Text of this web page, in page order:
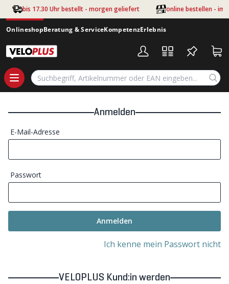
Zum Hauptinhalt springen
bis 17.30 Uhr bestellt - morgen geliefert online bestellen - im
OnlineshopBeratung & ServiceKompetenzErlebnis
Anmelden
E-Mail-Adresse
Passwort
Anmelden
Ich kenne mein Passwort nicht
VELOPLUS Kund:in werden